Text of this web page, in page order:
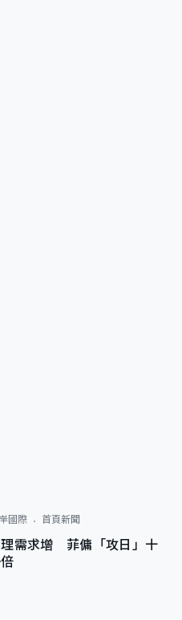
國際 首頁新聞
理需求增 菲傭「攻日」十